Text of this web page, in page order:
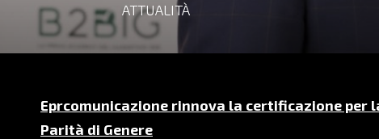
ATTUALITÀ
Eprcomunicazione rinnova la certificazione per
Parità di Genere